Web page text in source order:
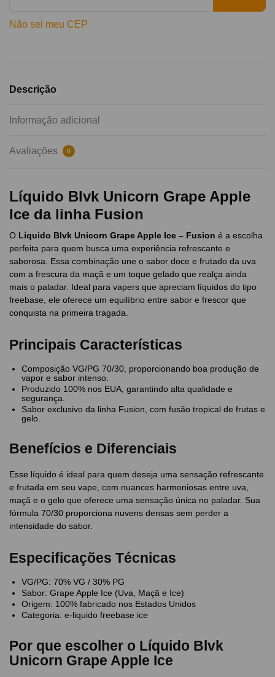
Não sei meu CEP
Descrição
Informação adicional
Avaliações 0
Líquido Blvk Unicorn Grape Apple
Ice da linha Fusion
O Líquido Blvk Unicorn Grape Apple Ice – Fusion é a escolha
perfeita para quem busca uma experiência refrescante e
saborosa. Essa combinação une o sabor doce e frutado da uva
com a frescura da maçã e um toque gelado que realça ainda
mais o paladar. Ideal para vapers que apreciam líquidos do tipo
freebase, ele oferece um equilíbrio entre sabor e frescor que
conquista na primeira tragada.
Principais Características
Composição VG/PG 70/30, proporcionando boa produção de
vapor e sabor intenso.
Produzido 100% nos EUA, garantindo alta qualidade e
segurança.
Sabor exclusivo da linha Fusion, com fusão tropical de frutas e
gelo.
Benefícios e Diferenciais
Esse líquido é ideal para quem deseja uma sensação refrescante
e frutada em seu vape, com nuances harmoniosas entre uva,
maçã e o gelo que oferece uma sensação única no paladar. Sua
fórmula 70/30 proporciona nuvens densas sem perder a
intensidade do sabor.
Especificações Técnicas
VG/PG: 70% VG / 30% PG
Sabor: Grape Apple Ice (Uva, Maçã e Ice)
Origem: 100% fabricado nos Estados Unidos
Categoria: e-liquido freebase ice
Por que escolher o Líquido Blvk
Unicorn Grape Apple Ice